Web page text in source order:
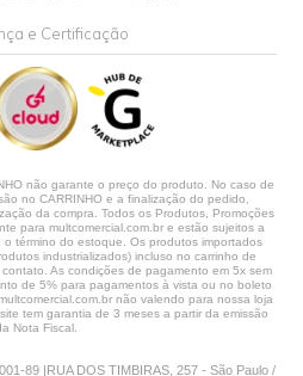
e Certificação
não garante o preço do produto. No caso de
no CARRINHO e a finalização do pedido,
da compra. Todos os Produtos, Promoções
para multcomercial.com.br e estão sujeitos a
término do estoque. Os produtos importados
industrializados) incluso no carrinho de
As condições de pagamento em 5x sem
de 5% para pagamentos à vista ou no boleto
não valendo para nossa loja
tem garantia de 3 meses a partir da emissão
Nota Fiscal.
89 |RUA DOS TIMBIRAS, 257 - São Paulo /